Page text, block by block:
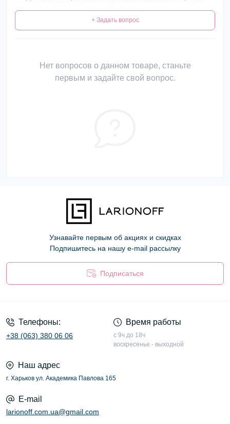
+ Задать вопрос
Нет вопросов о данном товаре, станьте
первым и задайте свой вопрос.
Узнавайте первым об акциях и скидках
Подпишитесь на нашу e-mail рассылку
Подписаться
Телефоны:
+38 (063) 380 06 06
Время работы
с 9ч до 18ч
воскресенье - выходной
Наш адрес
г. Харьков ул. Академика Павлова 165
E-mail
larionoff.com.ua@gmail.com